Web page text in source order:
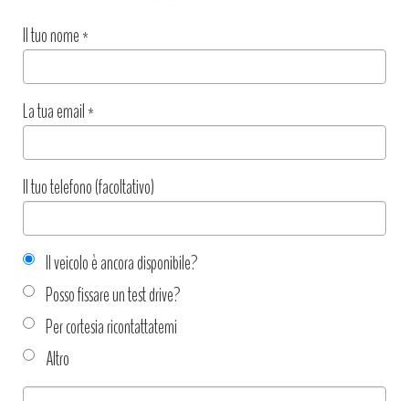
Il tuo nome*
La tua email*
Il tuo telefono (facoltativo)
Il veicolo è ancora disponibile?
Posso fissare un test drive?
Per cortesia ricontattatemi
Altro
Tipo